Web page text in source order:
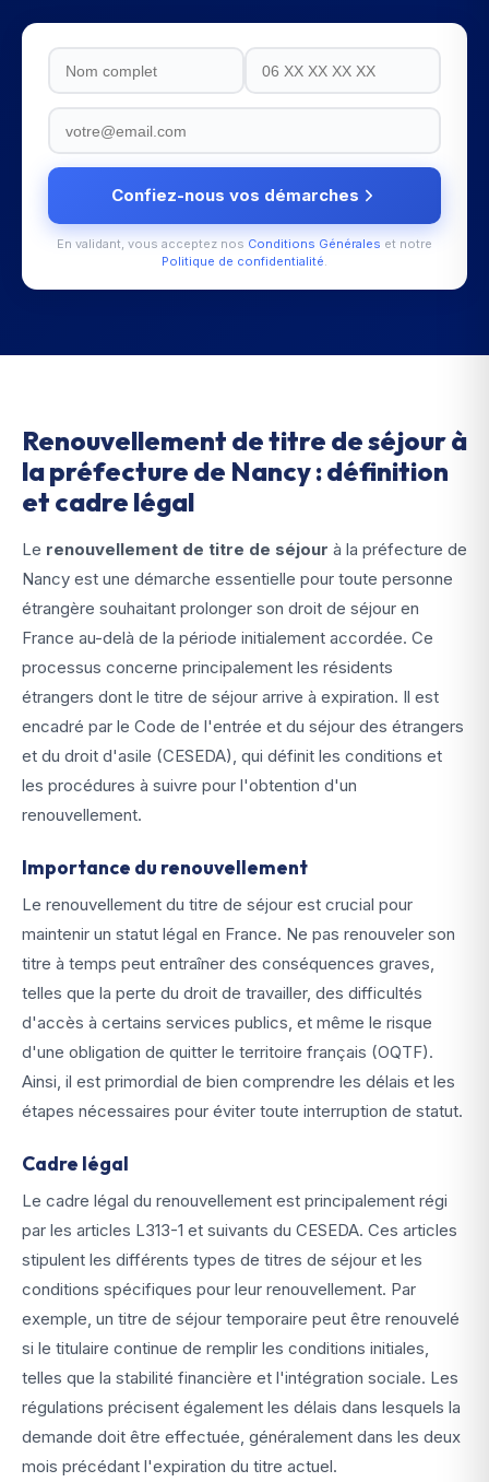
Confiez-nous vos démarches
En validant, vous acceptez nos Conditions Générales et notre
Politique de confidentialité.
Renouvellement de titre de séjour à
la préfecture de Nancy : définition
et cadre légal
Le renouvellement de titre de séjour à la préfecture de
Nancy est une démarche essentielle pour toute personne
étrangère souhaitant prolonger son droit de séjour en
France au-delà de la période initialement accordée. Ce
processus concerne principalement les résidents
étrangers dont le titre de séjour arrive à expiration. Il est
encadré par le Code de l'entrée et du séjour des étrangers
et du droit d'asile (CESEDA), qui définit les conditions et
les procédures à suivre pour l'obtention d'un
renouvellement.
Importance du renouvellement
Le renouvellement du titre de séjour est crucial pour
maintenir un statut légal en France. Ne pas renouveler son
titre à temps peut entraîner des conséquences graves,
telles que la perte du droit de travailler, des difficultés
d'accès à certains services publics, et même le risque
d'une obligation de quitter le territoire français (OQTF).
Ainsi, il est primordial de bien comprendre les délais et les
étapes nécessaires pour éviter toute interruption de statut.
Cadre légal
Le cadre légal du renouvellement est principalement régi
par les articles L313-1 et suivants du CESEDA. Ces articles
stipulent les différents types de titres de séjour et les
conditions spécifiques pour leur renouvellement. Par
exemple, un titre de séjour temporaire peut être renouvelé
si le titulaire continue de remplir les conditions initiales,
telles que la stabilité financière et l'intégration sociale. Les
régulations précisent également les délais dans lesquels la
demande doit être effectuée, généralement dans les deux
mois précédant l'expiration du titre actuel.